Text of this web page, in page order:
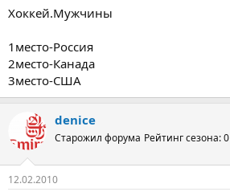
Хоккей.Мужчины
1место-Россия
2место-Канада
3место-США
denice
Старожил форума Рейтинг сезона: 0
12.02.2010